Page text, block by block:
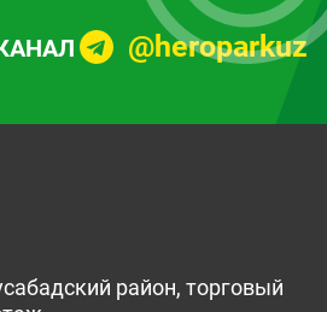
@heroparkuz
район, торговый